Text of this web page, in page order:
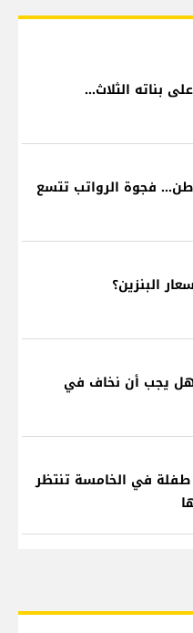
بناته الثلاث…
فجوة الرواتب تتسع
البنزين؟
هل يجب أن نخاف في
في الخامسة تنتظر